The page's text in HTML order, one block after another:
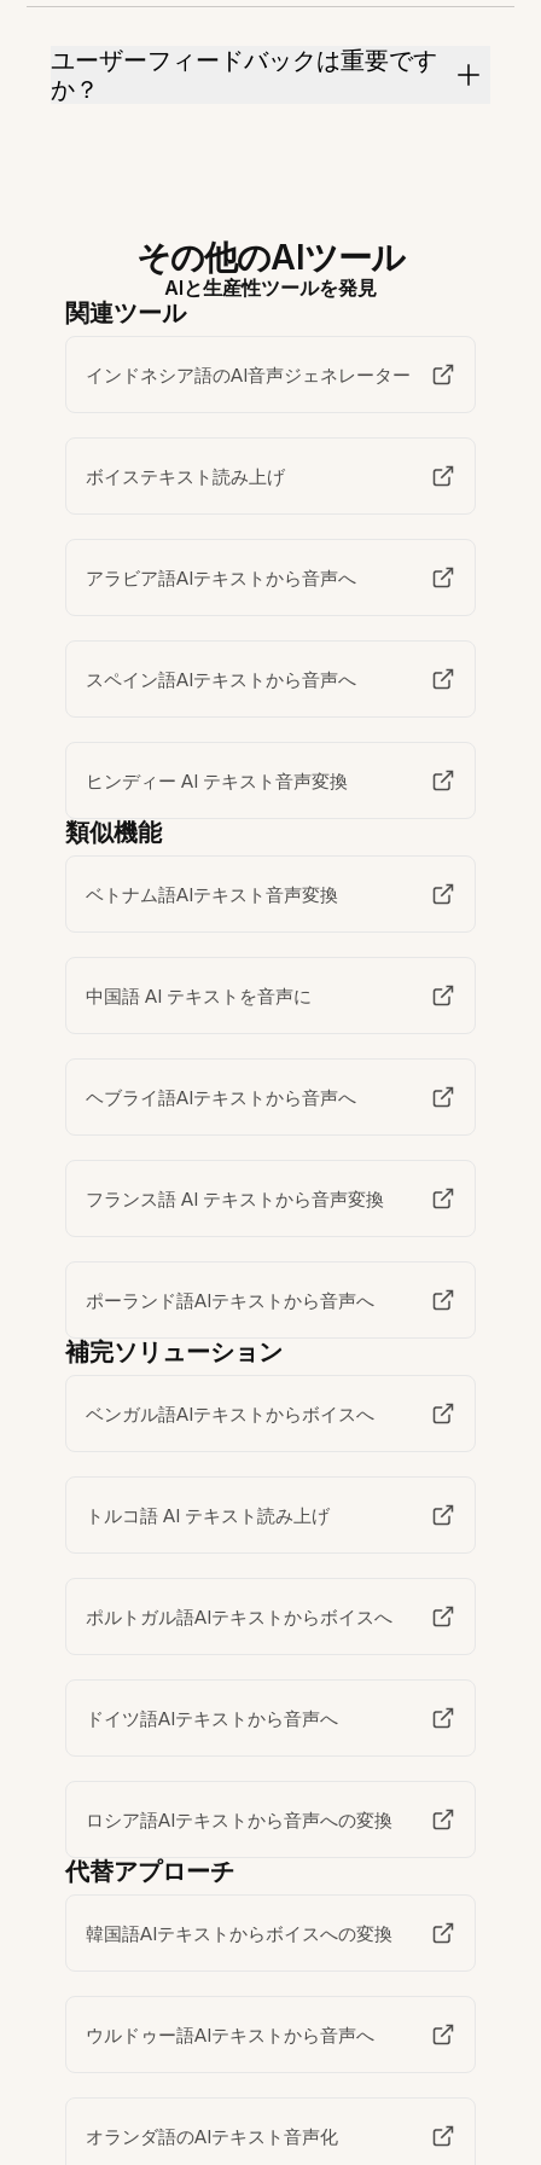
ユーザーフィードバックは重要です
か？
その他のAIツール
AIと生産性ツールを発見
関連ツール
インドネシア語のAI音声ジェネレーター
ボイステキスト読み上げ
アラビア語AIテキストから音声へ
スペイン語AIテキストから音声へ
ヒンディー AI テキスト音声変換
類似機能
ベトナム語AIテキスト音声変換
中国語 AI テキストを音声に
ヘブライ語AIテキストから音声へ
フランス語 AI テキストから音声変換
ポーランド語AIテキストから音声へ
補完ソリューション
ベンガル語AIテキストからボイスへ
トルコ語 AI テキスト読み上げ
ポルトガル語AIテキストからボイスへ
ドイツ語AIテキストから音声へ
ロシア語AIテキストから音声への変換
代替アプローチ
韓国語AIテキストからボイスへの変換
ウルドゥー語AIテキストから音声へ
オランダ語のAIテキスト音声化